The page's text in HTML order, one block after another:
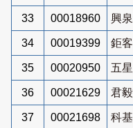
33 00018960 興
34 00019399 鉅
35 00020950 五
36 00021629 君
37 00021698 科